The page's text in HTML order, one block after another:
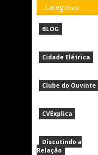
Categorias
BLOG
Cidade Elétrica
Clube do Ouvinte
CVExplica
Discutindo a
Relação